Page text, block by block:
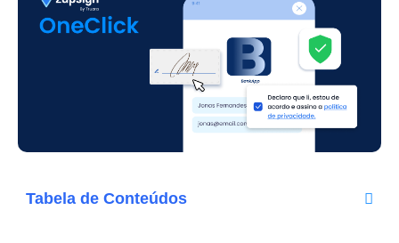
Tabela de Conteúdos